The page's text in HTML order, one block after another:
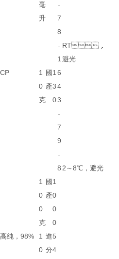
毫
升
-
7
8
-
1
RT，
避光
CP
1
0
克
國
產
1
3
0
6
4
3
-
7
9
-
8 2～8℃，避光
1
0
0
克
國
產
1
0
0
0
高純，98%
1
0
進
分
5
4